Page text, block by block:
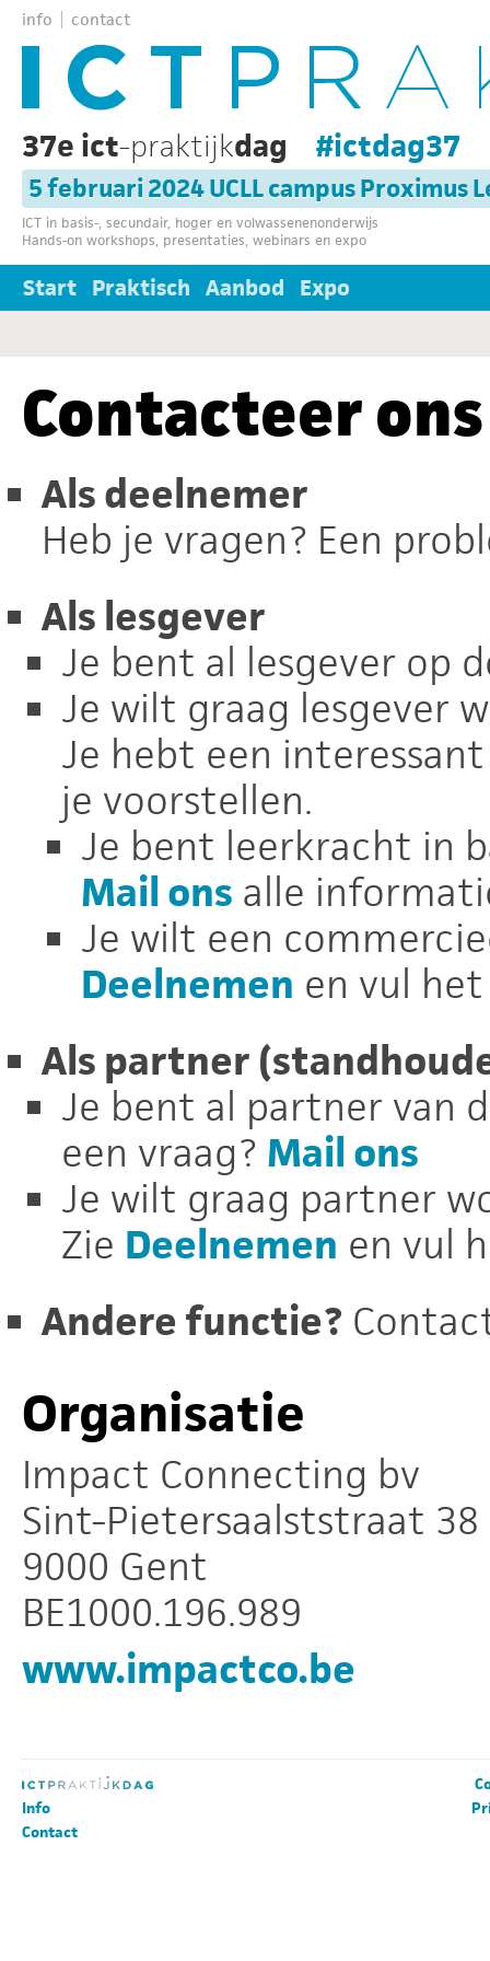
info contact
37e ict-praktijkdag #ictdag37
5 februari 2024 UCLL campus Proximus
ICT in basis-, secundair, hoger en volwassenenonderwijs
Hands-on workshops, presentaties, webinars en expo
Start Praktisch Aanbod Expo
Contacteer ons
Als deelnemer
Heb je vragen? Een
Als lesgever
Je bent al lesgever op
Je wilt graag lesgever
Je hebt een
je voorstellen.
Je bent leerkracht in
Mail ons alle
Je wilt een
Deelnemen en vul
Als partner
Je bent al partner van
een vraag? Mail ons
Je wilt graag partner
Zie Deelnemen en vul
Andere functie?
Organisatie
Impact Connecting bv
Sint-Pietersaalststraat 38
9000 Gent
BE1000.196.989
www.impactco.be
Info
Contact